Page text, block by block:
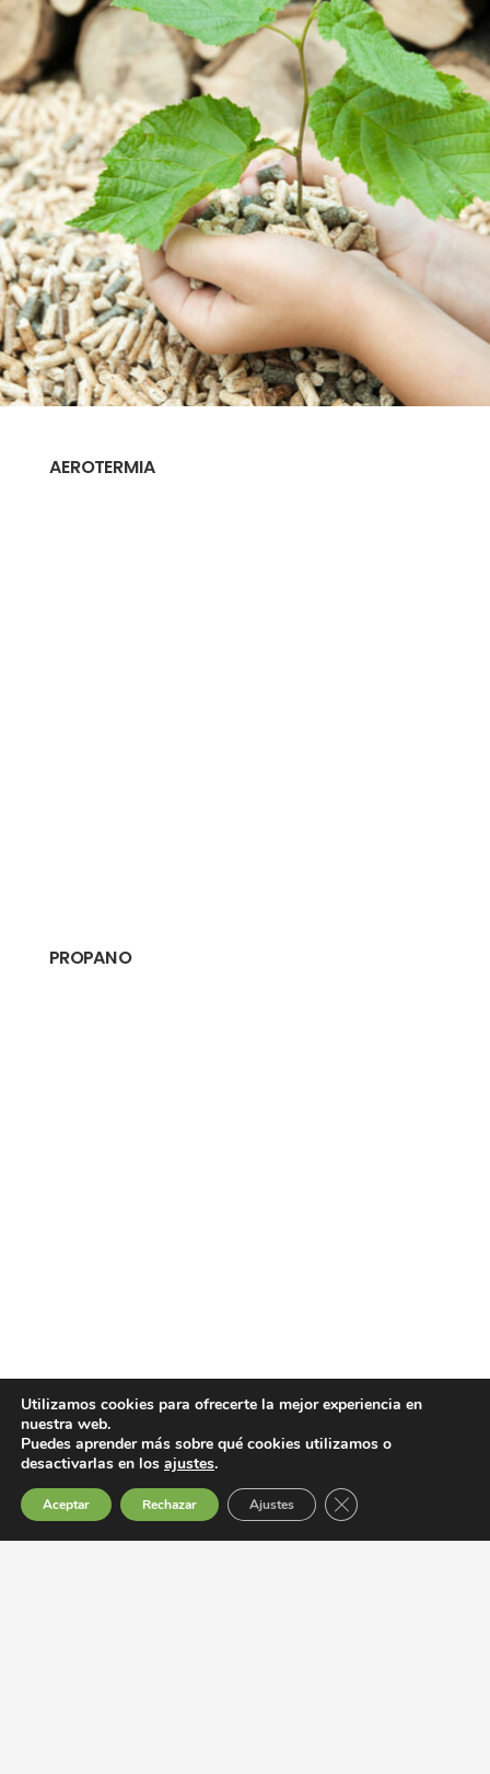
AEROTERMIA
PROPANO
GAS NATURAL
Utilizamos cookies para ofrecerte la mejor experiencia en
nuestra web.
Puedes aprender más sobre qué cookies utilizamos o
desactivarlas en los ajustes.
Aceptar Rechazar Ajustes Cerrar el banner de